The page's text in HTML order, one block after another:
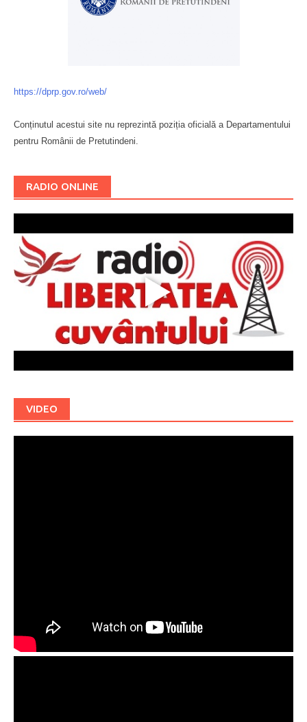
https://dprp.gov.ro/web/
Conținutul acestui site nu reprezintă poziția oficială a Departamentului
pentru Românii de Pretutindeni.
RADIO ONLINE
VIDEO